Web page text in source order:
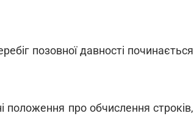
позовної давності починається
положення про обчислення строків,